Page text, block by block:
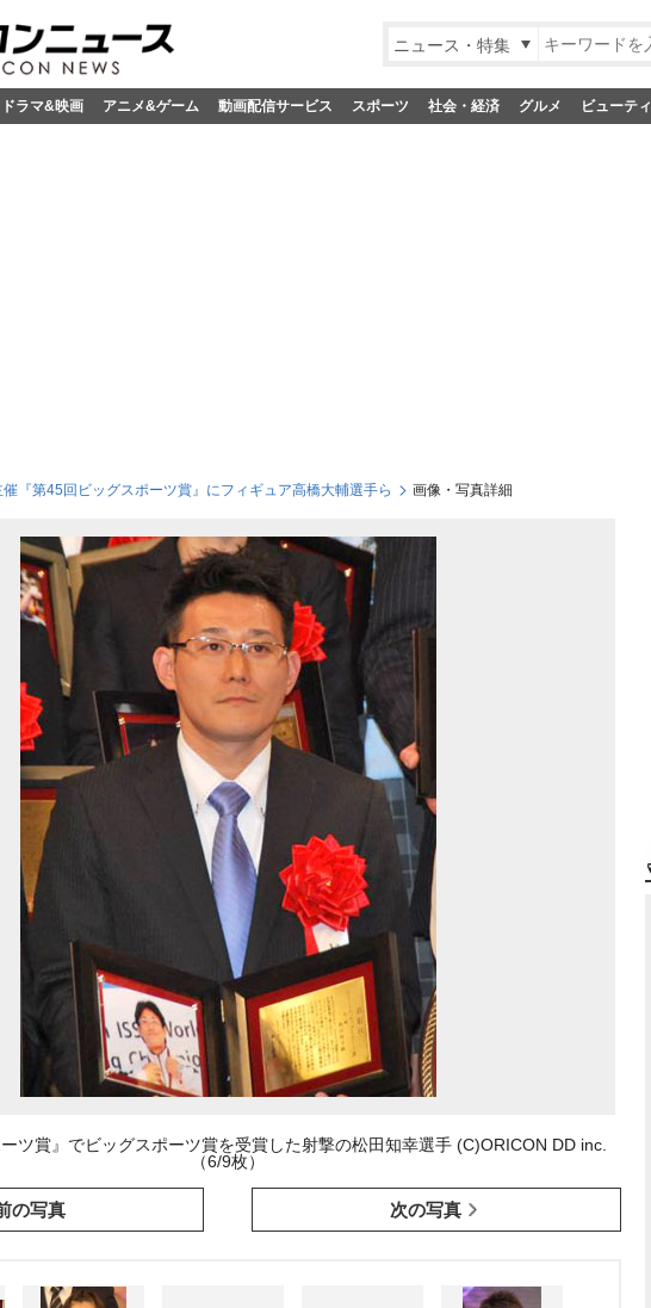
ニュース・特集
ドラマ&映画 アニメ&ゲーム 動画配信サービス スポーツ 社会・経済 グルメ ビューティ
催『第45回ビッグスポーツ賞』にフィギュア高橋大輔選手ら 画像・写真詳細
ーツ賞』でビッグスポーツ賞を受賞した射撃の松田知幸選手 (C)ORICON DD inc.
（6/9枚）
の写真 次の写真